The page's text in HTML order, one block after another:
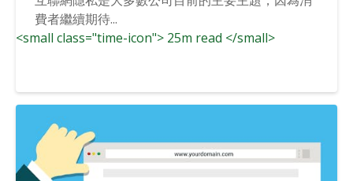
費者繼續期待...
<small class="time-icon"> 25m read </small>